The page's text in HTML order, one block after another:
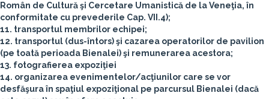
Român de Cultură şi Cercetare Umanistică de la Veneţia, în
conformitate cu prevederile Cap. VII.4);
11. transportul membrilor echipei;
12. transportul (dus-întors) şi cazarea operatorilor de pavilion
(pe toată perioada Bienalei) şi remunerarea acestora;
13. fotografierea expoziţiei
14. organizarea evenimentelor/acţiunilor care se vor
desfăşura în spaţiul expoziţional pe parcursul Bienalei (dacă